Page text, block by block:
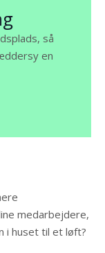
så
en
medarbejdere,
i huset til et løft?